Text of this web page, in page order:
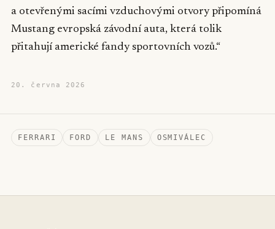
a otevřenými sacími vzduchovými otvory připomíná
Mustang evropská závodní auta, která tolik
přitahují americké fandy sportovních vozů.“
20. června 2026
FERRARI FORD LE MANS OSMIVÁLEC